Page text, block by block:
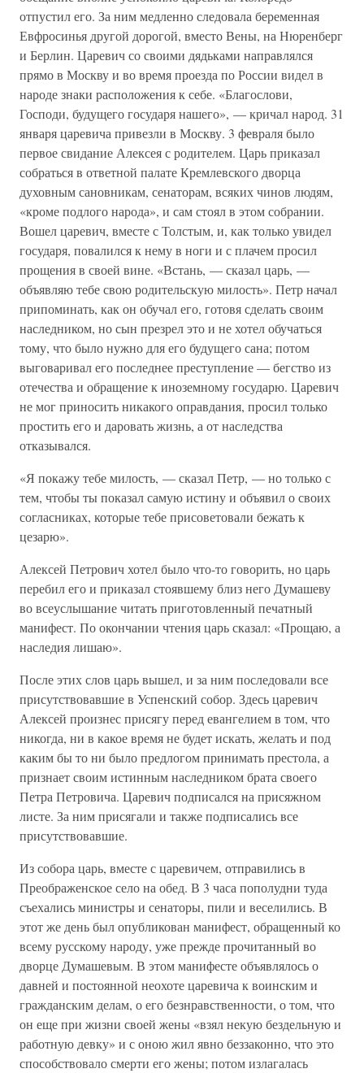
отпустил его. За ним медленно следовала беременная
Евфросинья другой дорогой, вместо Вены, на Нюренберг
и Берлин. Царевич со своими дядьками направлялся
прямо в Москву и во время проезда по России видел в
народе знаки расположения к себе. «Благослови,
Господи, будущего государя нашего», — кричал народ. 31
января царевича привезли в Москву. 3 февраля было
первое свидание Алексея с родителем. Царь приказал
собраться в ответной палате Кремлевского дворца
духовным сановникам, сенаторам, всяких чинов людям,
«кроме подлого народа», и сам стоял в этом собрании.
Вошел царевич, вместе с Толстым, и, как только увидел
государя, повалился к нему в ноги и с плачем просил
прощения в своей вине. «Встань, — сказал царь, —
объявляю тебе свою родительскую милость». Петр начал
припоминать, как он обучал его, готовя сделать своим
наследником, но сын презрел это и не хотел обучаться
тому, что было нужно для его будущего сана; потом
выговаривал его последнее преступление — бегство из
отечества и обращение к иноземному государю. Царевич
не мог приносить никакого оправдания, просил только
простить его и даровать жизнь, а от наследства
отказывался.
«Я покажу тебе милость, — сказал Петр, — но только с
тем, чтобы ты показал самую истину и объявил о своих
согласниках, которые тебе присоветовали бежать к
цезарю».
Алексей Петрович хотел было что-то говорить, но царь
перебил его и приказал стоявшему близ него Думашеву
во всеуслышание читать приготовленный печатный
манифест. По окончании чтения царь сказал: «Прощаю, а
наследия лишаю».
После этих слов царь вышел, и за ним последовали все
присутствовавшие в Успенский собор. Здесь царевич
Алексей произнес присягу перед евангелием в том, что
никогда, ни в какое время не будет искать, желать и под
каким бы то ни было предлогом принимать престола, а
признает своим истинным наследником брата своего
Петра Петровича. Царевич подписался на присяжном
листе. За ним присягали и также подписались все
присутствовавшие.
Из собора царь, вместе с царевичем, отправились в
Преображенское село на обед. В 3 часа пополудни туда
съехались министры и сенаторы, пили и веселились. В
этот же день был опубликован манифест, обращенный ко
всему русскому народу, уже прежде прочитанный во
дворце Думашевым. В этом манифесте объявлялось о
давней и постоянной неохоте царевича к воинским и
гражданским делам, о его безнравственности, о том, что
он еще при жизни своей жены «взял некую бездельную и
работную девку» и с оною жил явно беззаконно, что это
способствовало смерти его жены; потом излагалась